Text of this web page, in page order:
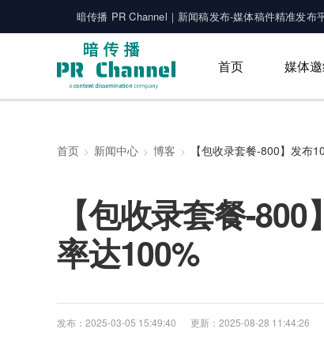
暗传播 PR Channel｜新闻稿发布-媒体稿件精准发布
首页 媒体
首页 新闻中心 博客
【包收录套餐-
率达100%
发布：2025-03-05 15:49:40 更新：2025-08-28 11:44:26